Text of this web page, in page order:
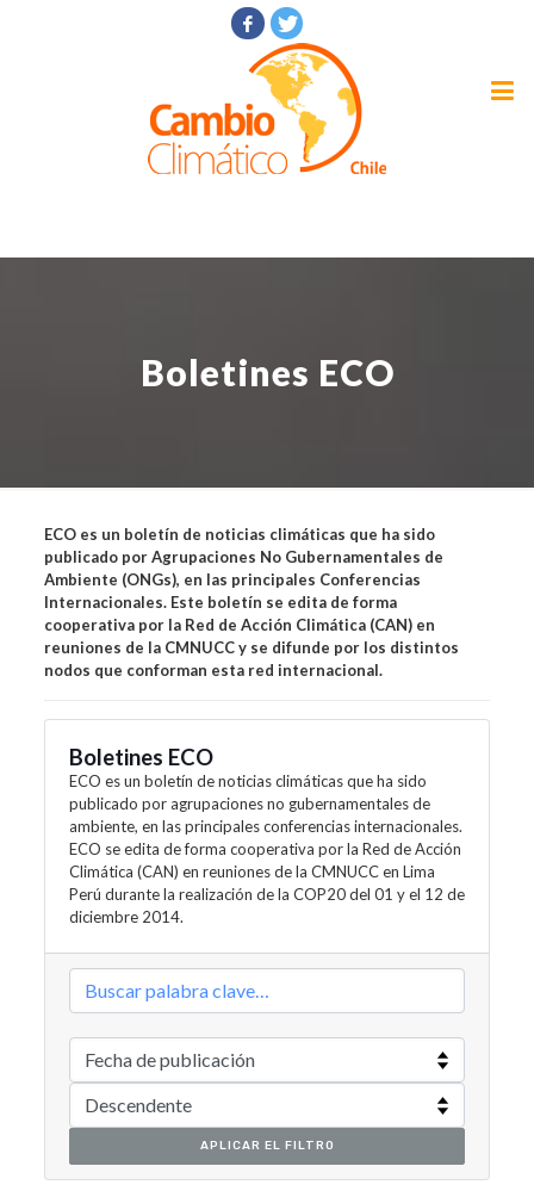
Boletines ECO
ECO es un boletín de noticias climáticas que ha sido
publicado por Agrupaciones No Gubernamentales de
Ambiente (ONGs), en las principales Conferencias
Internacionales. Este boletín se edita de forma
cooperativa por la Red de Acción Climática (CAN) en
reuniones de la CMNUCC y se difunde por los distintos
nodos que conforman esta red internacional.
Boletines ECO
ECO es un boletín de noticias climáticas que ha sido
publicado por agrupaciones no gubernamentales de
ambiente, en las principales conferencias internacionales.
ECO se edita de forma cooperativa por la Red de Acción
Climática (CAN) en reuniones de la CMNUCC en Lima
Perú durante la realización de la COP20 del 01 y el 12 de
diciembre 2014.
APLICAR EL FILTRO